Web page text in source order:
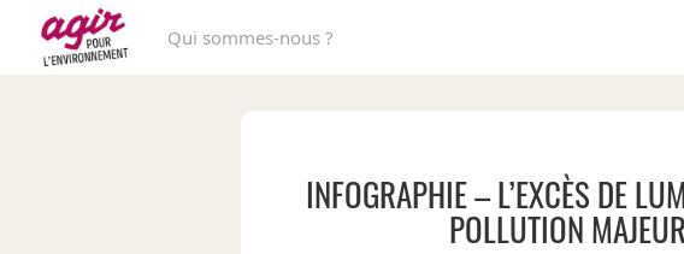
Qui sommes-nous ?
INFOGRAPHIE – L’EXCÈS DE
POLLUTION